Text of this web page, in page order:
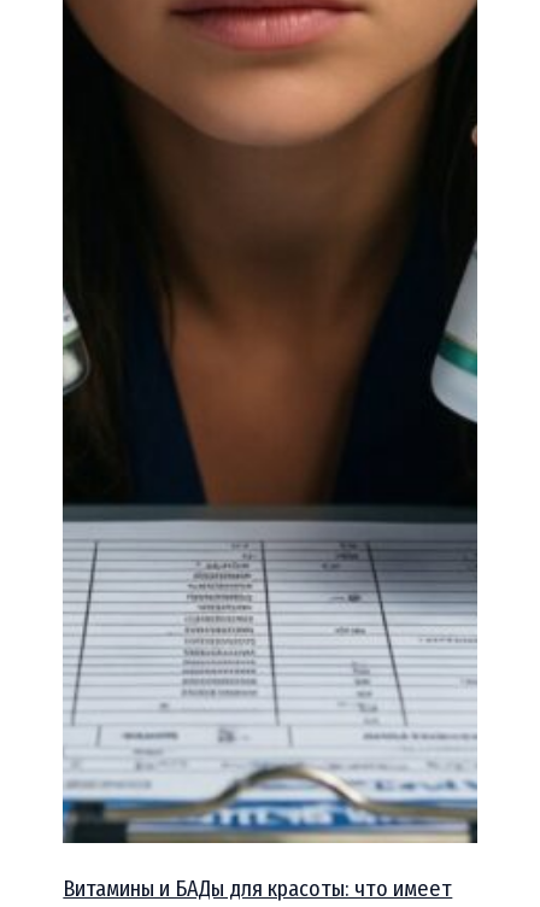
Витамины и БАДы для красоты: что имеет